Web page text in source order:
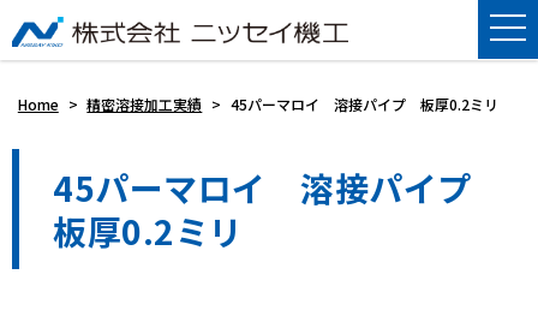
Home > 精密溶接加工実績 > 45パーマロイ 溶接パイプ 板厚0.2ミリ
45パーマロイ 溶接パイプ
板厚0.2ミリ